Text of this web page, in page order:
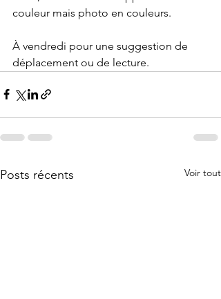
couleur mais photo en couleurs.
À vendredi pour une suggestion de
déplacement ou de lecture.
Posts récents Voir tout